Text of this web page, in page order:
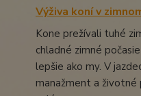
Výživa koní v
Kone prežívali tuhé
chladné zimné
lepšie ako my. V
manažment a životné